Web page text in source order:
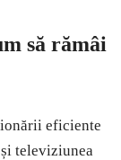
să rămâi
eficiente
televiziunea